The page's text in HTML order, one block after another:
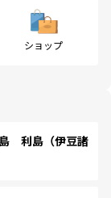
ショップ
利島（伊豆諸